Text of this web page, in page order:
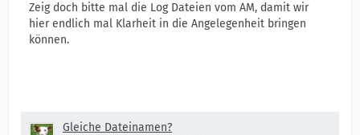
Zeig doch bitte mal die Log Dateien vom AM, damit wir
hier endlich mal Klarheit in die Angelegenheit bringen
können.
Gleiche Dateinamen?